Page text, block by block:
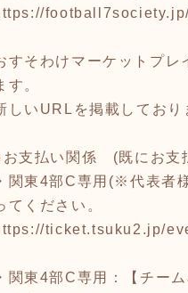
すそわけマーケットプ
す。
しいURLを掲載しており
お支払い関係 (既にお支
・関東4部C専用(※代表者
てください。
ticket.tsuku2.jp/
・関東4部C専用：【チー